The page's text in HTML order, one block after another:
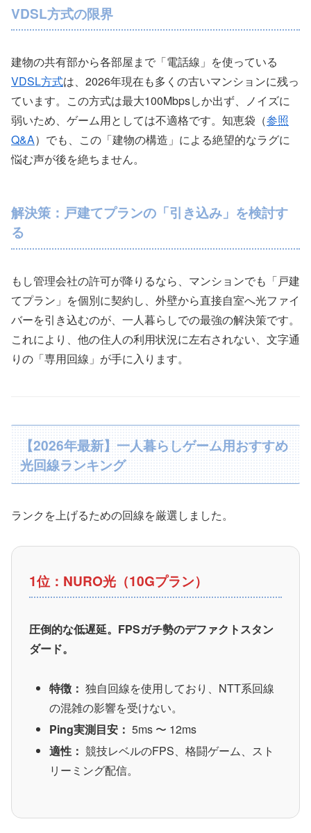
VDSL方式の限界
建物の共有部から各部屋まで「電話線」を使っている
VDSL方式は、2026年現在も多くの古いマンションに残っ
ています。この方式は最大100Mbpsしか出ず、ノイズに
弱いため、ゲーム用としては不適格です。知恵袋（参照
Q&A）でも、この「建物の構造」による絶望的なラグに
悩む声が後を絶ちません。
解決策：戸建てプランの「引き込み」を検討す
る
もし管理会社の許可が降りるなら、マンションでも「戸建
てプラン」を個別に契約し、外壁から直接自室へ光ファイ
バーを引き込むのが、一人暮らしでの最強の解決策です。
これにより、他の住人の利用状況に左右されない、文字通
りの「専用回線」が手に入ります。
【2026年最新】一人暮らしゲーム用おすすめ
光回線ランキング
ランクを上げるための回線を厳選しました。
1位：NURO光（10Gプラン）
圧倒的な低遅延。FPSガチ勢のデファクトスタン
ダード。
特徴： 独自回線を使用しており、NTT系回線
の混雑の影響を受けない。
Ping実測目安： 5ms 〜 12ms
適性： 競技レベルのFPS、格闘ゲーム、スト
リーミング配信。